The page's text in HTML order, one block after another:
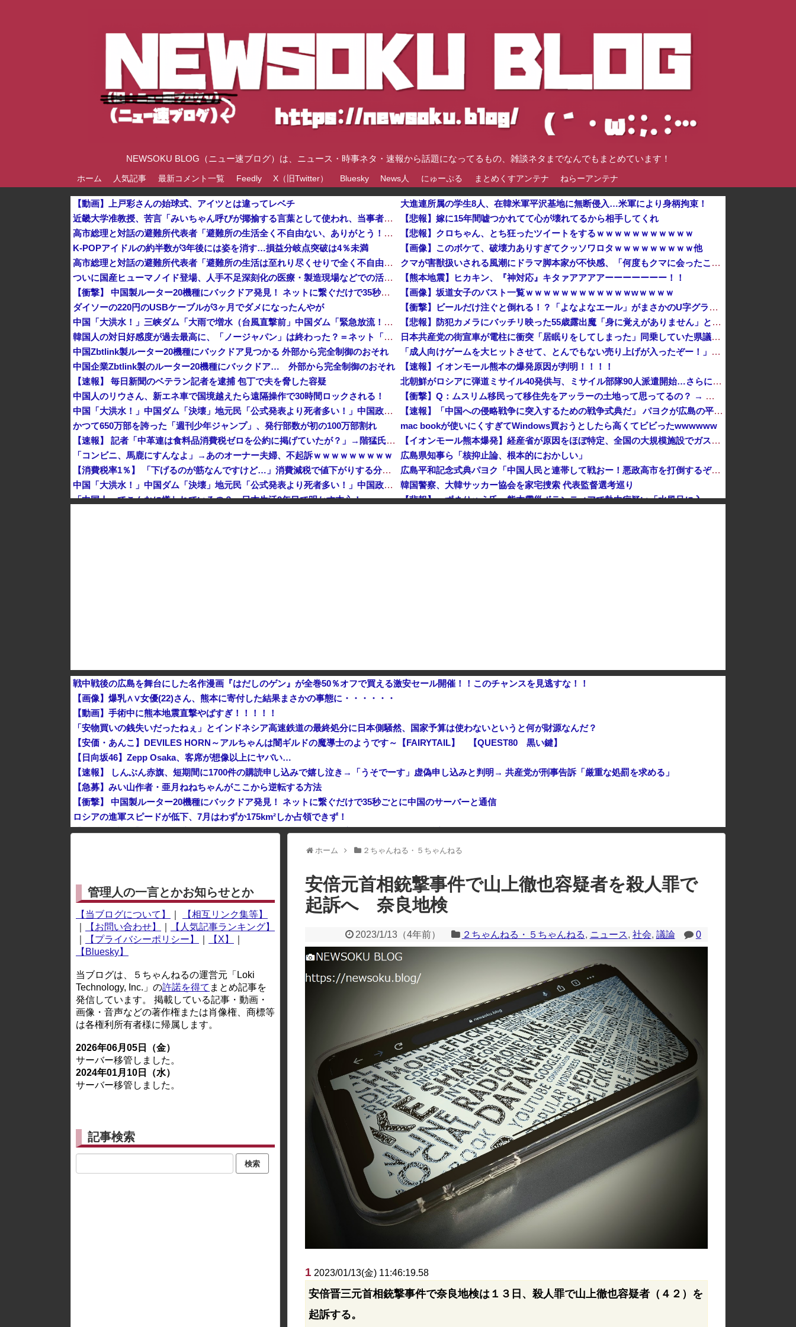
NEWSOKU BLOG（ニュー速ブログ）は、ニュース・時事ネタ・速報から話題になってるもの、雑談ネタまでなんでもまとめています！
ホーム 人気記事 最新コメント一覧 Feedly X（旧Twitter） Bluesky News人 にゅーぷる まとめくすアンテナ ねらーアンテナ
【動画】上戸彩さんの始球式、アイツとは違ってレベチ
近畿大学准教授、苦言「みいちゃん呼びが揶揄する言葉として使われ、当事者から具体的な苦痛が訴えられている。文化芸術は人を傷つけてもよい。ただし、傷つけ方がある」
高市総理と対話の避難所代表者「避難所の生活全く不自由ない、ありがとう！日本人でよかった！」
K-POPアイドルの約半数が3年後には姿を消す…損益分岐点突破は4％未満
高市総理と対話の避難所代表者「避難所の生活は至れり尽くせりで全く不自由ない、ありがとう！日本人でよかった！」
ついに国産ヒューマノイド登場、人手不足深刻化の医療・製造現場などでの活用想定！
【衝撃】 中国製ルーター20機種にバックドア発見！ ネットに繋ぐだけで35秒ごとに中国のサーバーと通信
ダイソーの220円のUSBケーブルが3ヶ月でダメになったんやが
中国「大洪水！」三峡ダム「大雨で増水（台風直撃前」中国ダム「緊急放流！」中国鉄道「列車が走行中に流される」中国避難所「支援物資は有料です」謎の勢力「え」→
韓国人の対日好感度が過去最高に、「ノージャパン」は終わった？＝ネット「中国より100倍いい」
中国Zbtlink製ルーター20機種にバックドア見つかる 外部から完全制御のおそれ
中国企業Zbtlink製のルーター20機種にバックドア… 外部から完全制御のおそれ
【速報】 毎日新聞のベテラン記者を逮捕 包丁で夫を脅した容疑
中国人のリウさん、新エネ車で国境越えたら遠隔操作で30時間ロックされる！
中国「大洪水！」中国ダム「決壊」地元民「公式発表より死者多い！」中国政府「住民拘束！（安否不明」中国当局「救助隊動画も削除」台風13号「三峡ダム接近中」→
かつて650万部を誇った「週刊少年ジャンプ」、発行部数が初の100万部割れ
【速報】 記者「中革連は食料品消費税ゼロを公約に掲げていたが？」→階猛氏「そ、それは財源確保という条件付き」
「コンビニ、馬鹿にすんなよ」→あのオーナー夫婦、不起訴ｗｗｗｗｗｗｗｗｗ
【消費税率1％】 「下げるのが筋なんですけど…」消費減税で値下がりする分と同じだけ商品を値上げして店頭価格を変えない店も
中国「大洪水！」中国ダム「決壊」地元民「公式発表より死者多い！」中国政府「住民拘束！（安否不明」中国当局「救助隊動画も削除」台風13号「三峡ダム接近中」→
「中国人ってこんなに嫌われているの？」日本生活9年目で明かす本心！
大進連所属の学生8人、在韓米軍平沢基地に無断侵入…米軍により身柄拘束！
【悲報】嫁に15年間嘘つかれてて心が壊れてるから相手してくれ
【悲報】クロちゃん、とち狂ったツイートをするｗｗｗｗｗｗｗｗｗｗｗ
【画像】このボケて、破壊力ありすぎてクッソワロタｗｗｗｗｗｗｗｗｗ他
クマが害獣扱いされる風潮にドラマ脚本家が不快感、「何度もクマに会ったことがあるけど全然怖くなかった」と主張しており……
【熊本地震】ヒカキン、『神対応』キタァアアアアーーーーーーー！！
【画像】坂道女子のバスト一覧ｗｗｗｗｗｗｗｗｗｗｗｗwｗｗｗｗ
【衝撃】ビールだけ注ぐと倒れる！？「よなよなエール」がまさかのU字グラスを発売ｗｗｗ
【悲報】防犯カメラにバッチリ映った55歳露出魔「身に覚えがありません」と容疑を否認。どう言い訳する気だこれ
日本共産党の街宣車が電柱に衝突「居眠りをしてしまった」同乗していた県議を含め男女3人重傷 - 長野県駒ケ根市 [8/6]
「成人向けゲームを大ヒットさせて、とんでもない売り上げが入ったぞー！」→最悪すぎる結果になり、「売り上げ0円だけど、多額の税金を払え」という状況...
【速報】イオンモール熊本の爆発原因が判明！！！！
北朝鮮がロシアに弾道ミサイル40発供与、ミサイル部隊90人派遣開始…さらに80発見通し！
【衝撃】Q：ムスリム移民って移住先をアッラーの土地って思ってるの？ → 衝撃の回答がコチラ → ｗｗｗｗｗｗｗｗｗｗｗｗｗｗ
【速報】「中国への侵略戦争に突入するための戦争式典だ」 パヨクが広島の平和記念式典に反対する理由が判明
mac bookが使いにくすぎてWindows買おうとしたら高くてビビったwwwwww
【イオンモール熊本爆発】経産省が原因をほぼ特定、全国の大規模施設でガス供給設備の点検要請にまで発展する事態に・・・【PICKUP】
広島県知事ら「核抑止論、根本的におかしい」
広島平和記念式典パヨク「中国人民と連帯して戦おー！悪政高市を打倒するぞー！」
韓国警察、大韓サッカー協会を家宅捜索 代表監督選考巡り
【悲報】へずまりゅう氏、熊本震災ボランティアで熱中症疑い「水風呂に入っても体内が熱く感じる…」 → 野口健さん「休養日を設けた方がいい！」
戦中戦後の広島を舞台にした名作漫画『はだしのゲン』が全巻50％オフで買える激安セール開催！！このチャンスを見逃すな！！
【画像】爆乳∧∨女優(22)さん、熊本に寄付した結果まさかの事態に・・・・・・
【動画】手術中に熊本地震直撃やばすぎ！！！！！
「安物買いの銭失いだったねぇ」とインドネシア高速鉄道の最終処分に日本側騒然、国家予算は使わないというと何が財源なんだ？
【安価・あんこ】DEVILES HORN～アルちゃんは闇ギルドの魔導士のようです～【FAIRYTAIL】 【QUEST80 黒い鍵】
【日向坂46】Zepp Osaka、客席が想像以上にヤバい…
【速報】 しんぶん赤旗、短期間に1700件の購読申し込みで嬉し泣き→「うそでーす」虚偽申し込みと判明→ 共産党が刑事告訴「厳重な処罰を求める」
【急募】みい山作者・亜月ねねちゃんがここから逆転する方法
【衝撃】 中国製ルーター20機種にバックドア発見！ ネットに繋ぐだけで35秒ごとに中国のサーバーと通信
ロシアの進軍スピードが低下、7月はわずか175km²しか占領できず！
【韓日共同調査】 「日本に良い印象」の韓国人54.3％ 13年以降で最高に 日本人の韓国好感度は35.3％
※アドブロック等の広告非表示プラグインやアドオンを利用している場合、一部のコンテンツが表示されなくなったり、サイト全体のレイアウトが崩れたりする場合があります。
ホーム ２ちゃんねる・５ちゃんねる
安倍元首相銃撃事件で山上徹也容疑者を殺人罪で
起訴へ 奈良地検
2023/1/13（4年前） ２ちゃんねる・５ちゃんねる, ニュース, 社会, 議論 0
1 2023/01/13(金) 11:46:19.58
安倍晋三元首相銃撃事件で奈良地検は１３日、殺人罪で山上徹也容疑者（４２）を
起訴する。
管理人の一言とかお知らせとか
【当ブログについて】
【相互リンク集等】
【お問い合わせ】
【人気記事ランキング】
【プライバシーポリシー】 【X】
【Bluesky】
当ブログは、５ちゃんねるの運営元「Loki
Technology, Inc.」の許諾を得て まとめ記事を
発信しています。 掲載している記事・動画・
画像・音声などの著作権または肖像権、商標等
は各権利所有者様に帰属します。
2026年06月05日（金）
サーバー移管しました。
2024年01月10日（水）
サーバー移管しました。
記事検索